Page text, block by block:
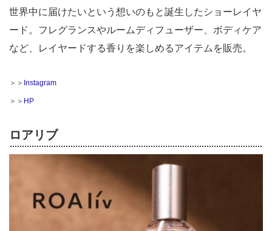
世界中に届けたいという想いのもと誕生したショーレイヤ
ード。フレグランスやルームディフューザー、ボディケア
など、レイヤードする香りを楽しめるアイテムを販売。
＞＞ Instagram
＞＞ HP
ロアリブ